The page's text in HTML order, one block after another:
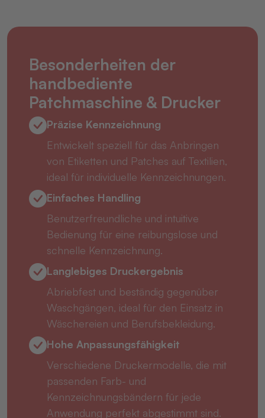
Besonderheiten der
handbediente
Patchmaschine & Drucker
Präzise Kennzeichnung
Entwickelt speziell für das Anbringen
von Etiketten und Patches auf Textilien,
ideal für individuelle Kennzeichnungen.
Einfaches Handling
Benutzerfreundliche und intuitive
Bedienung für eine reibungslose und
schnelle Kennzeichnung.
Langlebiges Druckergebnis
Abriebfest und beständig gegenüber
Waschgängen, ideal für den Einsatz in
Wäschereien und Berufsbekleidung.
Hohe Anpassungsfähigkeit
Verschiedene Druckermodelle, die mit
passenden Farb- und
Kennzeichnungsbändern für jede
Anwendung perfekt abgestimmt sind.